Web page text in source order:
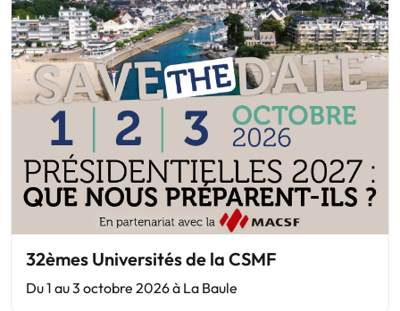
32èmes Universités de la CSMF
Du 1 au 3 octobre 2026 à La Baule